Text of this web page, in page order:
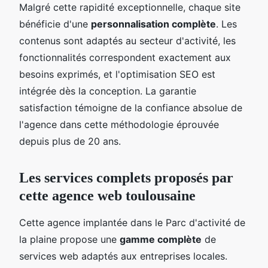
Malgré cette rapidité exceptionnelle, chaque site
bénéficie d'une personnalisation complète. Les
contenus sont adaptés au secteur d'activité, les
fonctionnalités correspondent exactement aux
besoins exprimés, et l'optimisation SEO est
intégrée dès la conception. La garantie
satisfaction témoigne de la confiance absolue de
l'agence dans cette méthodologie éprouvée
depuis plus de 20 ans.
Les services complets proposés par
cette agence web toulousaine
Cette agence implantée dans le Parc d'activité de
la plaine propose une gamme complète de
services web adaptés aux entreprises locales.